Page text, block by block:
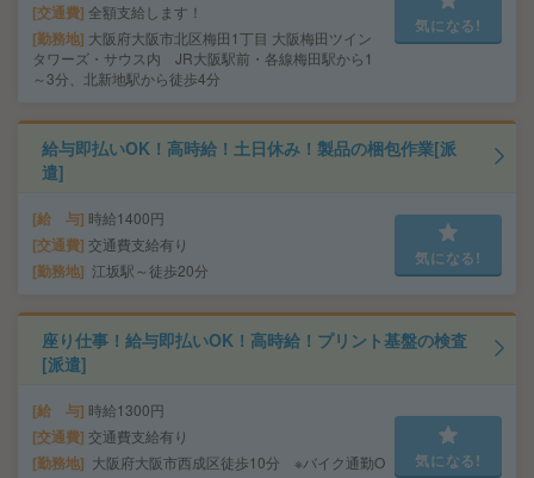
交通費 全額支給します！
勤務地 大阪府大阪市北区梅田1丁目 大阪梅田ツイン
タワーズ・サウス内 JR大阪駅前・各線梅田駅から1
～3分、北新地駅から徒歩4分
気になる!
給与即払いOK！高時給！土日休み！製品の梱包作業[派
遣]
給 与 時給1400円
交通費 交通費支給有り
勤務地 江坂駅～徒歩20分
気になる!
座り仕事！給与即払いOK！高時給！プリント基盤の検査
[派遣]
給 与 時給1300円
交通費 交通費支給有り
勤務地
大阪府大阪市西成区徒歩10分 ※バイク通勤O
気になる!